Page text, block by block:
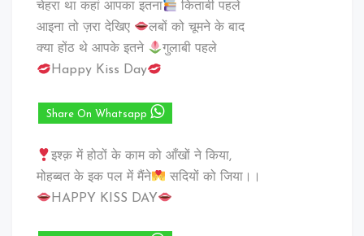
चेहरा था कहां आपका इतना
किताबी पहले
आइना तो ज़रा देखिए
लबों को चूमने के बाद
क्या होंठ थे आपके इतने
गुलाबी पहले
Happy Kiss Day
Share On Whatsapp
इश्क़ में होठों के काम को आँखों ने किया,
मोहब्बत के इक पल में मैंने
सदियों को जिया।।
HAPPY KISS DAY